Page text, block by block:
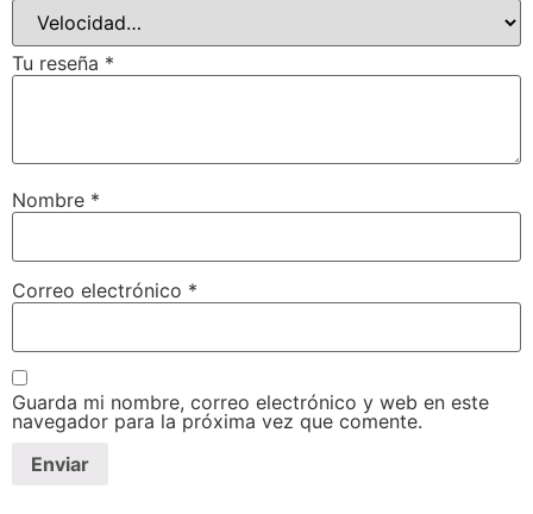
Tu reseña *
Nombre *
Correo electrónico *
Guarda mi nombre, correo electrónico y web en este
navegador para la próxima vez que comente.